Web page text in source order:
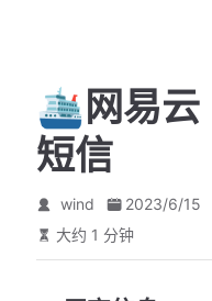
🛳️网易云
短信
wind
2023/6/15
大约 1 分钟